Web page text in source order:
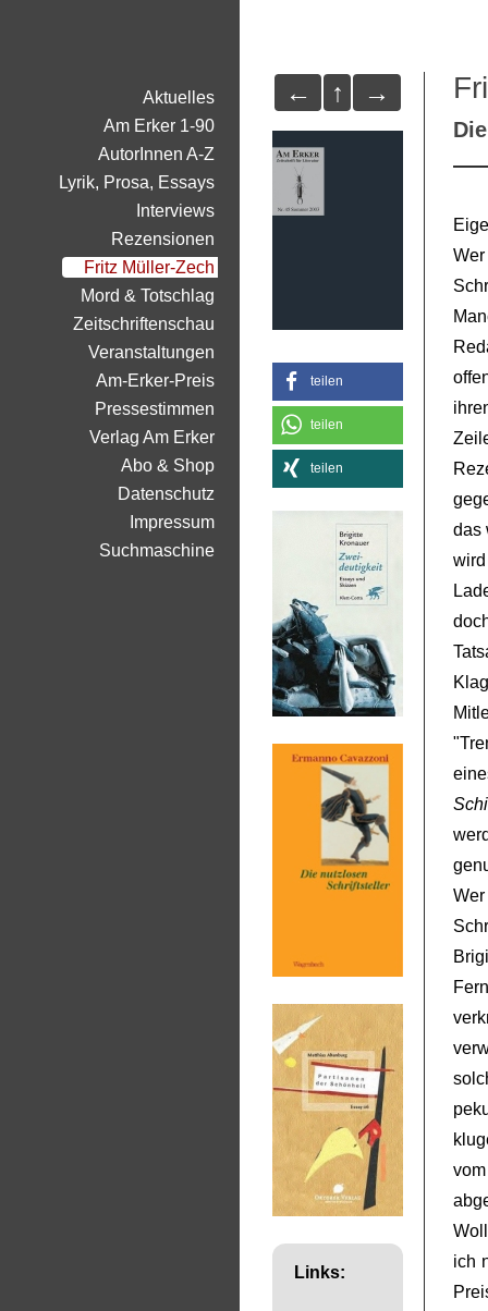
← ↑ →
teilen
teilen
teilen
Links:
das
ich
Aktuelles
Am Erker 1-90
AutorInnen A-Z
Lyrik, Prosa, Essays
Interviews
Rezensionen
Fritz Müller-Zech
Mord & Totschlag
Zeitschriftenschau
Veranstaltungen
Am-Erker-Preis
Pressestimmen
Verlag Am Erker
Abo & Shop
Datenschutz
Impressum
Suchmaschine